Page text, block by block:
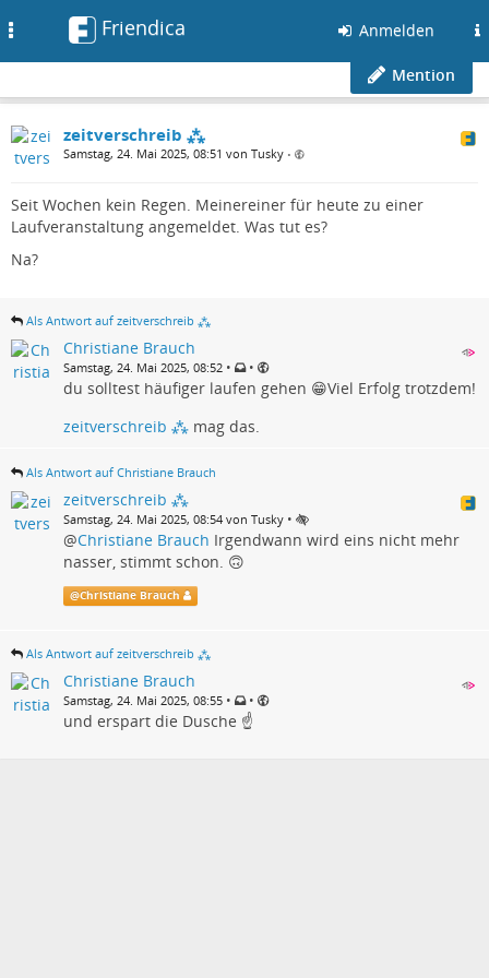
Friendica Anmelden
Mention
zeitverschreib ⁂
Samstag, 24. Mai 2025, 08:51 von Tusky •
Seit Wochen kein Regen. Meinereiner für heute zu einer
Laufveranstaltung angemeldet. Was tut es?
Na?
Als Antwort auf zeitverschreib ⁂
Christiane Brauch
Samstag, 24. Mai 2025, 08:52 • •
du solltest häufiger laufen gehen 😁Viel Erfolg trotzdem!
zeitverschreib ⁂ mag das.
Als Antwort auf Christiane Brauch
zeitverschreib ⁂
Samstag, 24. Mai 2025, 08:54 von Tusky •
@Christiane Brauch Irgendwann wird eins nicht mehr
nasser, stimmt schon. 🙃
@Christiane Brauch
Als Antwort auf zeitverschreib ⁂
Christiane Brauch
Samstag, 24. Mai 2025, 08:55 • •
und erspart die Dusche ☝️